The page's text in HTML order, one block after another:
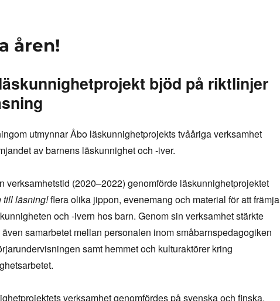
åren!
bjöd på riktlinjer
utmynnar Åbo läskunnighetprojekts tvååriga verksamhet
av barnens läskunnighet och -iver.
verksamhetstid (2020–2022) genomförde läskunnighetprojektet
till läsning!flera olika jippon, evenemang och material för att främja
och -ivern hos barn. Genom sin verksamhet stärkte
samarbetet mellan personalen inom småbarnspedagogiken
samt hemmet och kulturaktörer kring
verksamhet genomfördes på svenska och finska.